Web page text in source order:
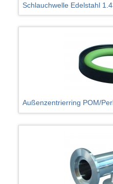
Schlauchwelle Edelstahl
Außenzentrierring POM/